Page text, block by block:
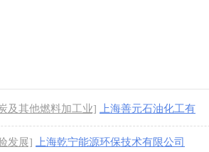
及其他燃料加工业]
上海善元石油化工有
发展] 上海乾宁能源环保技术有限公司